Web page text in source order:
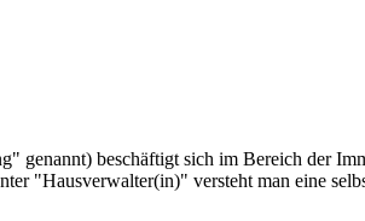
genannt) beschäftigt sich im Bereich der
"Hausverwalter(in)" versteht man eine